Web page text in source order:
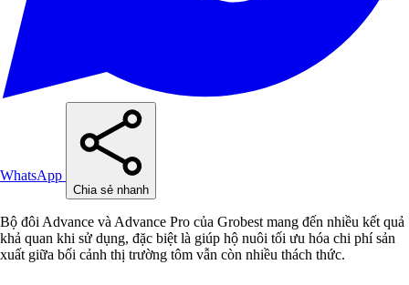
WhatsApp
Chia sẻ nhanh
Bộ đôi Advance và Advance Pro của Grobest mang đến nhiều kết quả
khả quan khi sử dụng, đặc biệt là giúp hộ nuôi tối ưu hóa chi phí sản
xuất giữa bối cảnh thị trường tôm vẫn còn nhiều thách thức.